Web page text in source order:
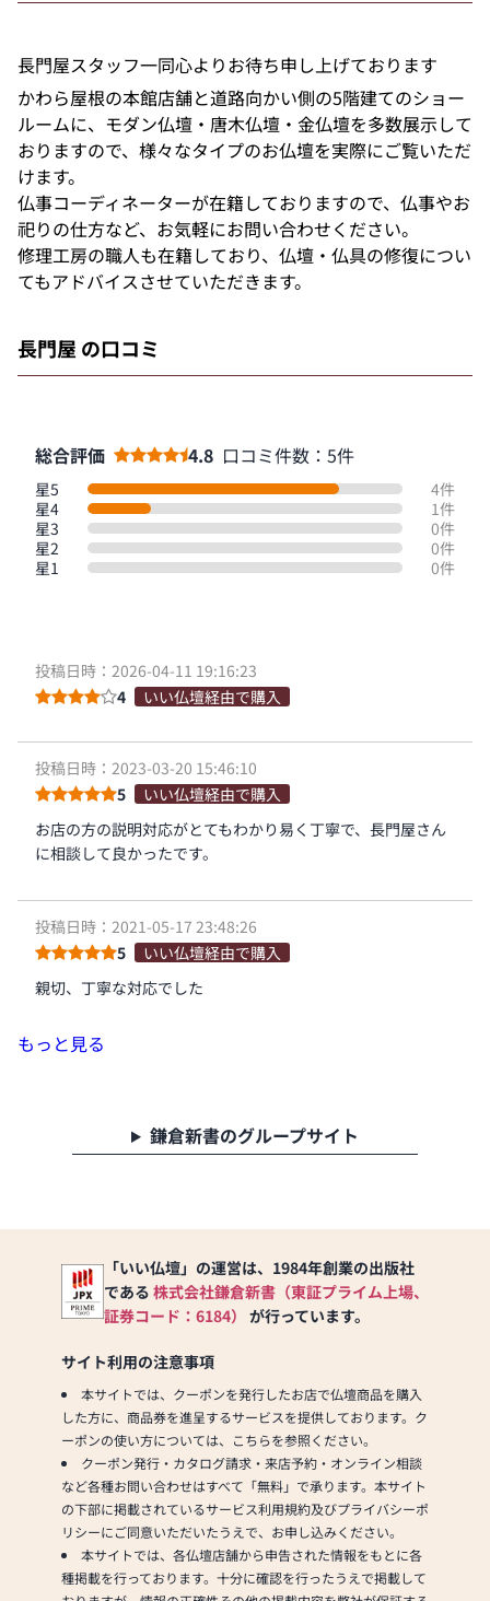
長門屋スタッフ一同心よりお待ち申し上げております
かわら屋根の本館店舗と道路向かい側の5階建てのショー
ルームに、モダン仏壇・唐木仏壇・金仏壇を多数展示して
おりますので、様々なタイプのお仏壇を実際にご覧いただ
けます。
仏事コーディネーターが在籍しておりますので、仏事やお
祀りの仕方など、お気軽にお問い合わせください。
修理工房の職人も在籍しており、仏壇・仏具の修復につい
てもアドバイスさせていただきます。
長門屋 の口コミ
総合評価 4.8 口コミ件数：5件
星5
4件
星4
1件
星3
0件
星2
0件
星1
0件
投稿日時：2026-04-11 19:16:23
4
いい仏壇経由で購入
投稿日時：2023-03-20 15:46:10
5
いい仏壇経由で購入
お店の方の説明対応がとてもわかり易く丁寧で、長門屋さん
に相談して良かったです。
投稿日時：2021-05-17 23:48:26
5
いい仏壇経由で購入
親切、丁寧な対応でした
もっと見る
鎌倉新書のグループサイト
「いい仏壇」の運営は、1984年創業の出版社
である 株式会社鎌倉新書（東証プライム上場、
証券コード：6184） が行っています。
サイト利用の注意事項
本サイトでは、クーポンを発行したお店で仏壇商品を購入
した方に、商品券を進呈するサービスを提供しております。ク
ーポンの使い方については、こちらを参照ください。
クーポン発行・カタログ請求・来店予約・オンライン相談
など各種お問い合わせはすべて「無料」で承ります。本サイト
の下部に掲載されているサービス利用規約及びプライバシーポ
リシーにご同意いただいたうえで、お申し込みください。
本サイトでは、各仏壇店舗から申告された情報をもとに各
種掲載を行っております。十分に確認を行ったうえで掲載して